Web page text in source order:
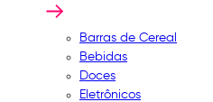
Barras de Cereal
Bebidas
Doces
Eletrônicos